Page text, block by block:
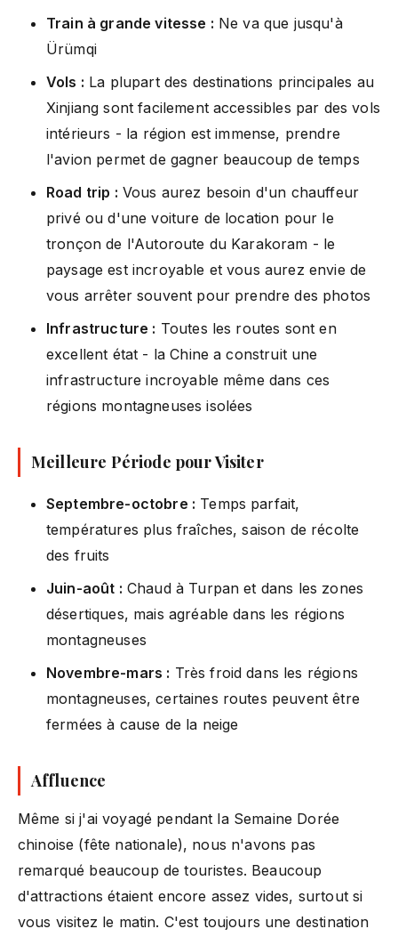
Train à grande vitesse : Ne va que jusqu'à
Ürümqi
Vols : La plupart des destinations principales au
Xinjiang sont facilement accessibles par des vols
intérieurs - la région est immense, prendre
l'avion permet de gagner beaucoup de temps
Road trip : Vous aurez besoin d'un chauffeur
privé ou d'une voiture de location pour le
tronçon de l'Autoroute du Karakoram - le
paysage est incroyable et vous aurez envie de
vous arrêter souvent pour prendre des photos
Infrastructure : Toutes les routes sont en
excellent état - la Chine a construit une
infrastructure incroyable même dans ces
régions montagneuses isolées
Meilleure Période pour Visiter
Septembre-octobre : Temps parfait,
températures plus fraîches, saison de récolte
des fruits
Juin-août : Chaud à Turpan et dans les zones
désertiques, mais agréable dans les régions
montagneuses
Novembre-mars : Très froid dans les régions
montagneuses, certaines routes peuvent être
fermées à cause de la neige
Affluence
Même si j'ai voyagé pendant la Semaine Dorée
chinoise (fête nationale), nous n'avons pas
remarqué beaucoup de touristes. Beaucoup
d'attractions étaient encore assez vides, surtout si
vous visitez le matin. C'est toujours une destination